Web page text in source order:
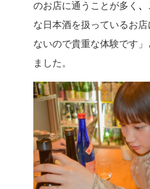
のお店に通うことが多く 、
な日本酒を扱っているお
ないので貴重な体験です
ました。